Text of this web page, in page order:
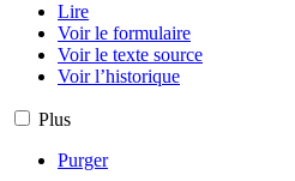
Lire
Voir le formulaire
Voir le texte source
Voir l’historique
Plus
Purger